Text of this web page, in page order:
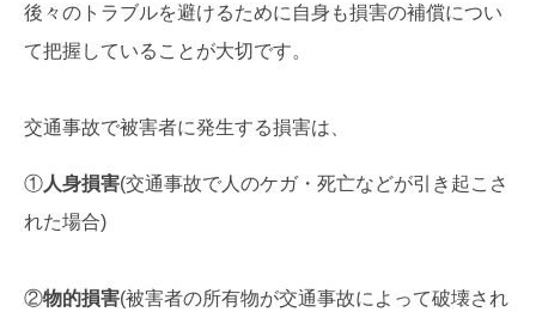
後々のトラブルを避けるために自身も損害の補償につい
て把握していることが大切です。
交通事故で被害者に発生する損害は、
①人身損害(交通事故で人のケガ・死亡などが引き起こさ
れた場合)
②物的損害(被害者の所有物が交通事故によって破壊され